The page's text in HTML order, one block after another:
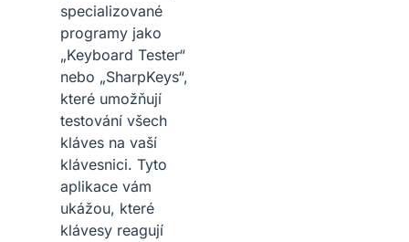
specializované
programy jako
„Keyboard Tester“
nebo „SharpKeys“,
které umožňují
testování všech
kláves na vaší
klávesnici. Tyto
aplikace vám
ukážou, které
klávesy reagují